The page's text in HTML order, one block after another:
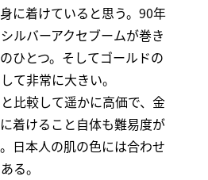
に着けていると思う。90年
ルバーアクセブームが巻き
ひとつ。そしてゴールドの
て非常に大きい。
比較して遥かに高価で、金
着けること自体も難易度が
日本人の肌の色には合わせ
る。